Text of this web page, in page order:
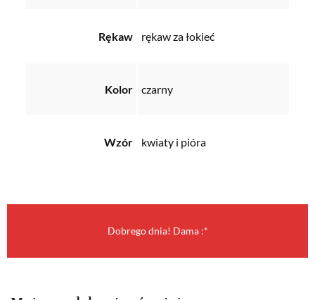
Rękaw rękaw za łokieć
Kolor czarny
Wzór kwiaty i pióra
Dobrego dnia! Dama :*